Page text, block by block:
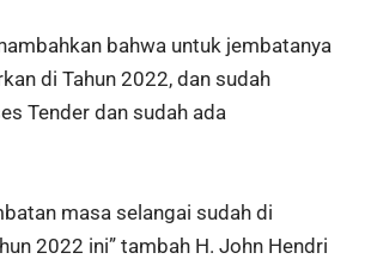
bahwa untuk jembatanya
di Tahun 2022, dan sudah
Tender dan sudah ada
masa selangai sudah di
2022 ini” tambah H. John Hendri